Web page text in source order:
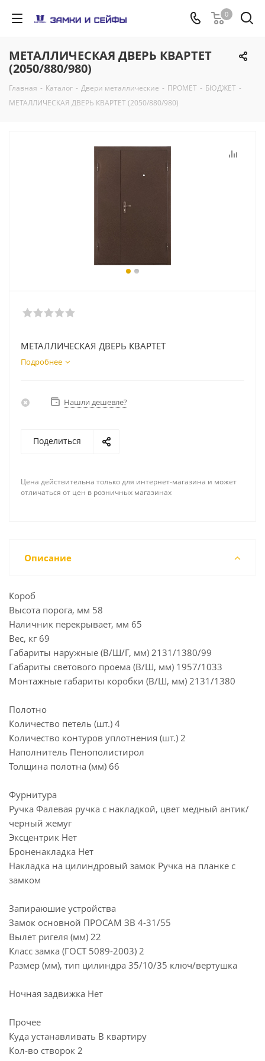
0
МЕТАЛЛИЧЕСКАЯ ДВЕРЬ КВАРТЕТ
(2050/880/980)
Главная - Каталог - Двери металлические - ПРОМЕТ - БЮДЖЕТ -
МЕТАЛЛИЧЕСКАЯ ДВЕРЬ КВАРТЕТ (2050/880/980)
МЕТАЛЛИЧЕСКАЯ ДВЕРЬ КВАРТЕТ
Подробнее
Нашли дешевле?
Поделиться
Цена действительна только для интернет-магазина и может
отличаться от цен в розничных магазинах
Описание
Короб
Высота порога, мм 58
Наличник перекрывает, мм 65
Вес, кг 69
Габариты наружные (В/Ш/Г, мм) 2131/1380/99
Габариты светового проема (В/Ш, мм) 1957/1033
Монтажные габариты коробки (В/Ш, мм) 2131/1380
Полотно
Количество петель (шт.) 4
Количество контуров уплотнения (шт.) 2
Наполнитель Пенополистирол
Толщина полотна (мм) 66
Фурнитура
Ручка Фалевая ручка с накладкой, цвет медный антик/
черный жемуг
Эксцентрик Нет
Броненакладка Нет
Накладка на цилиндровый замок Ручка на планке с
замком
Запираюшие устройства
Замок основной ПРОСАМ ЗВ 4-31/55
Вылет ригеля (мм) 22
Класс замка (ГОСТ 5089-2003) 2
Размер (мм), тип цилиндра 35/10/35 ключ/вертушка
Ночная задвижка Нет
Прочее
Куда устанавливать В квартиру
Кол-во створок 2